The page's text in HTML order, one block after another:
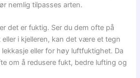
nemlig tilpasses arten.
det er fuktig. Ser du dem ofte på
i kjelleren, kan det være et tegn
eller for høy luftfuktighet. Da
om å redusere fukt, bedre lufting og